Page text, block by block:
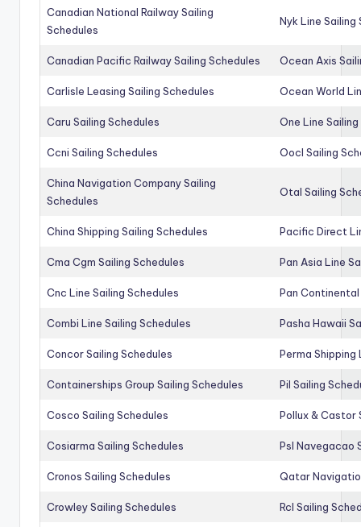
Canadian National Railway Sailing
Schedules
Nyk Line Sailing
Canadian Pacific Railway Sailing Schedules Ocean Axis
Carlisle Leasing Sailing Schedules Ocean World
Caru Sailing Schedules One Line
Ccni Sailing Schedules Oocl Sailing
China Navigation Company Sailing
Schedules
Otal Sailing
China Shipping Sailing Schedules Pacific Direct
Cma Cgm Sailing Schedules Pan Asia Line
Cnc Line Sailing Schedules Pan Continental
Combi Line Sailing Schedules Pasha Hawaii
Concor Sailing Schedules Perma Shipping
Containerships Group Sailing Schedules Pil Sailing
Cosco Sailing Schedules Pollux & Castor
Cosiarma Sailing Schedules Psl Navegacao
Cronos Sailing Schedules Qatar
Crowley Sailing Schedules Rcl Sailing